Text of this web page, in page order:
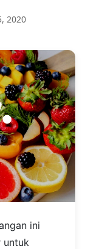
2020
ini
untuk